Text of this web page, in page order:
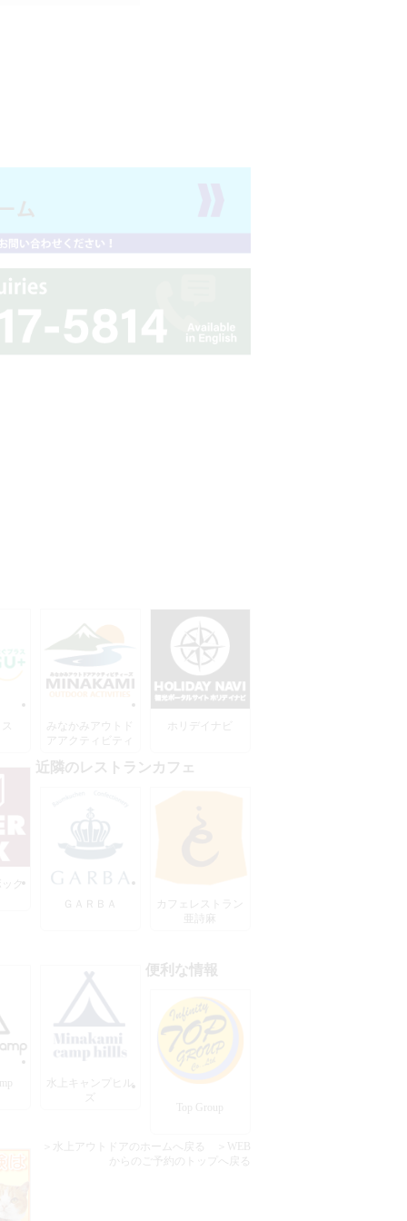
みなかみアウトド
アアクティビティ
ホリデイナビ
ク
近隣のレストランカフェ
ＧＡＲＢＡ
カフェレストラン
水上キャンプヒル
便利な情報
Top Group
＞水上アウトドアのホームへ戻る
＞WEB
からのご予約のトップへ戻る